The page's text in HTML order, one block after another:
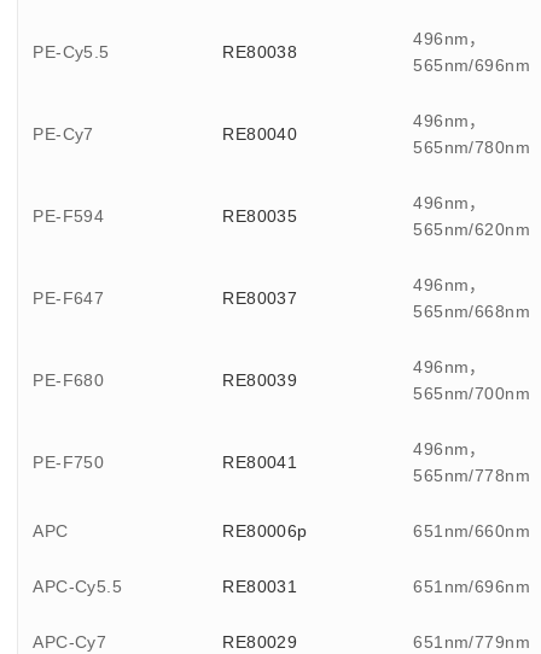
PE-Cy5.5 RE80038
496nm，
565nm/696nm
PE-Cy7 RE80040
496nm，
565nm/780nm
PE-F594 RE80035
496nm，
565nm/620nm
PE-F647 RE80037
496nm，
565nm/668nm
PE-F680 RE80039
496nm，
565nm/700nm
PE-F750 RE80041
496nm，
565nm/778nm
APC RE80006p 651nm/660nm
APC-Cy5.5 RE80031 651nm/696nm
APC-Cy7 RE80029 651nm/779nm